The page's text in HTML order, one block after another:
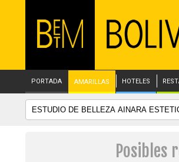
PORTADA AMARILLAS HOTELES
Posibles